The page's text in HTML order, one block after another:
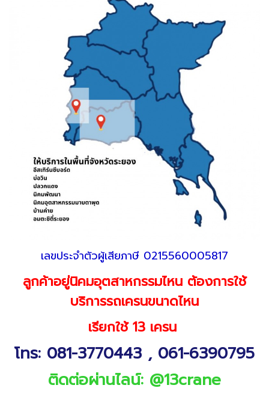
เลขประจำตัวผู้เสียภาษี 0215560005817
ลูกค้าอยู่นิคมอุตสาหกรรมไหน ต้องการใช้
บริการรถเครนขนาดไหน
เรียกใช้ 13 เครน
โทร: 081-3770443 , 061-6390795
ติดต่อผ่านไลน์: @13crane